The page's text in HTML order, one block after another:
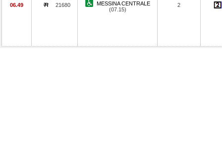
06.49 21680
MESSINA CENTRALE
(07.15)
2